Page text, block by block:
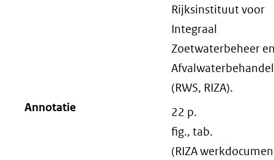
Rijksinstituut voor
Integraal
Zoetwaterbeheer
(RWS, RIZA).
Annotatie
22 p.
fig., tab.
(RIZA